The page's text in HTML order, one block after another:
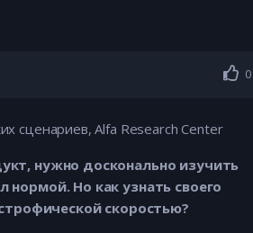
0
сценариев, Alfa Research Center
нужно досконально изучить
Но как узнать своего
скоростью?